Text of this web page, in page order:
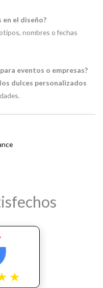
el diseño?
nombres o fechas
eventos o empresas?
dulces personalizados